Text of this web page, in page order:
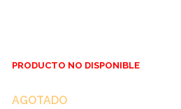
PRODUCTO NO DISPONIBLE
AGOTADO